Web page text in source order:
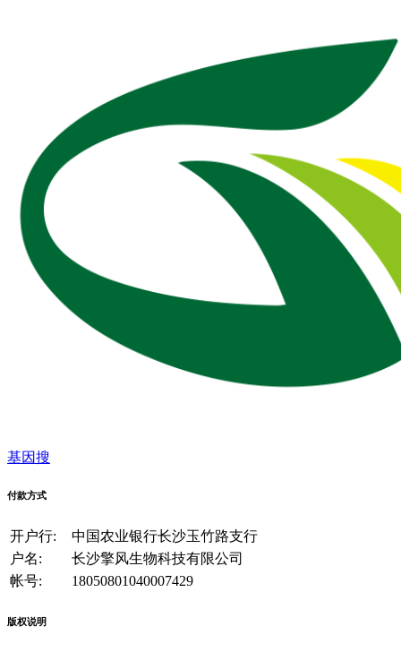
基因搜
付款方式
开户行:
中国农业银行长沙玉竹路支行
户名:
长沙擎风生物科技有限公司
帐号:
18050801040007429
版权说明